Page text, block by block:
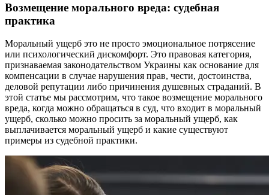
Возмещение морального вреда: судебная
практика
Моральный ущерб это не просто эмоциональное потрясение
или психологический дискомфорт. Это правовая категория,
признаваемая законодательством Украины как основание для
компенсации в случае нарушения прав, чести, достоинства,
деловой репутации либо причинения душевных страданий. В
этой статье мы рассмотрим, что такое возмещение морального
вреда, когда можно обращаться в суд, что входит в моральный
ущерб, сколько можно просить за моральный ущерб, как
выплачивается моральный ущерб и какие существуют
примеры из судебной практики.